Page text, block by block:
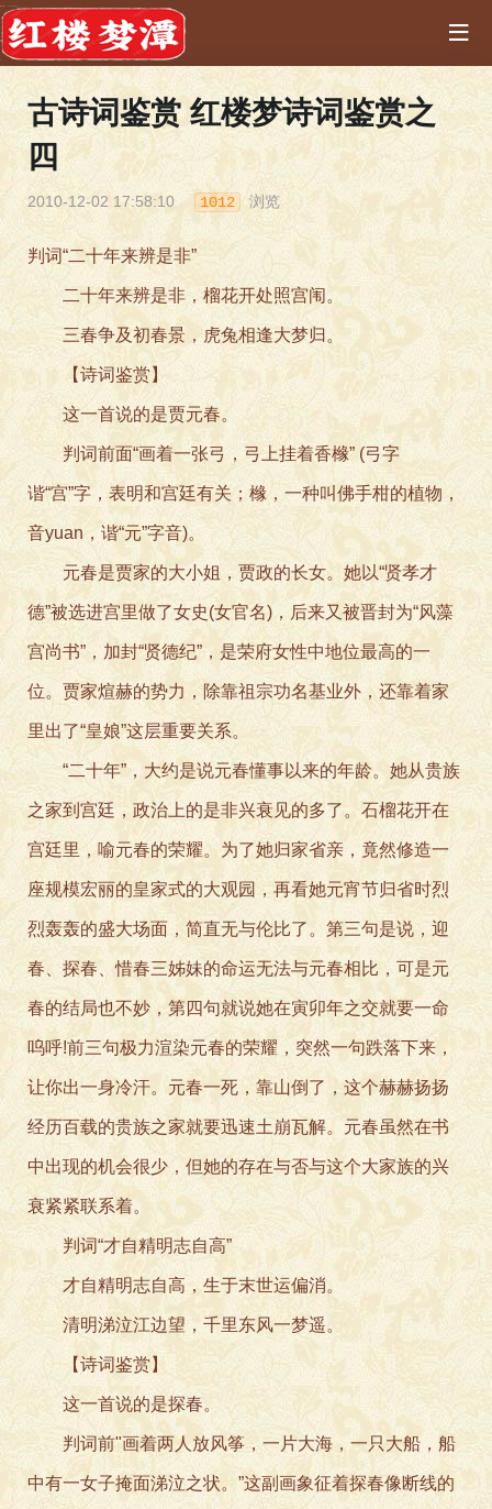
古诗词鉴赏 红楼梦诗词鉴赏之
四
2010-12-02 17:58:10 1012 浏览
判词“二十年来辨是非”
二十年来辨是非，榴花开处照宫闱。
三春争及初春景，虎兔相逢大梦归。
【诗词鉴赏】
这一首说的是贾元春。
判词前面“画着一张弓，弓上挂着香橼” (弓字
谐“宫”字，表明和宫廷有关；橼，一种叫佛手柑的植物，
音yuan，谐“元”字音)。
元春是贾家的大小姐，贾政的长女。她以“贤孝才
德”被选进宫里做了女史(女官名)，后来又被晋封为“风藻
宫尚书”，加封“贤德纪”，是荣府女性中地位最高的一
位。贾家煊赫的势力，除靠祖宗功名基业外，还靠着家
里出了“皇娘”这层重要关系。
“二十年”，大约是说元春懂事以来的年龄。她从贵族
之家到宫廷，政治上的是非兴衰见的多了。石榴花开在
宫廷里，喻元春的荣耀。为了她归家省亲，竟然修造一
座规模宏丽的皇家式的大观园，再看她元宵节归省时烈
烈轰轰的盛大场面，简直无与伦比了。第三句是说，迎
春、探春、惜春三姊妹的命运无法与元春相比，可是元
春的结局也不妙，第四句就说她在寅卯年之交就要一命
呜呼!前三句极力渲染元春的荣耀，突然一句跌落下来，
让你出一身冷汗。元春一死，靠山倒了，这个赫赫扬扬
经历百载的贵族之家就要迅速土崩瓦解。元春虽然在书
中出现的机会很少，但她的存在与否与这个大家族的兴
衰紧紧联系着。
判词“才自精明志自高”
才自精明志自高，生于末世运偏消。
清明涕泣江边望，千里东风一梦遥。
【诗词鉴赏】
这一首说的是探春。
判词前"画着两人放风筝，一片大海，一只大船，船
中有一女子掩面涕泣之状。”这副画象征着探春像断线的